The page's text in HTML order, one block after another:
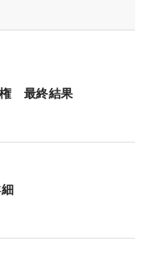
権 最終結果